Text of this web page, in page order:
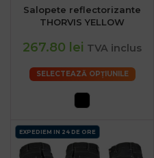
Salopete reflectorizante
THORVIS YELLOW
267.80 lei TVA inclus
SELECTEAZĂ OPȚIUNILE
EXPEDIEM IN 24 DE ORE